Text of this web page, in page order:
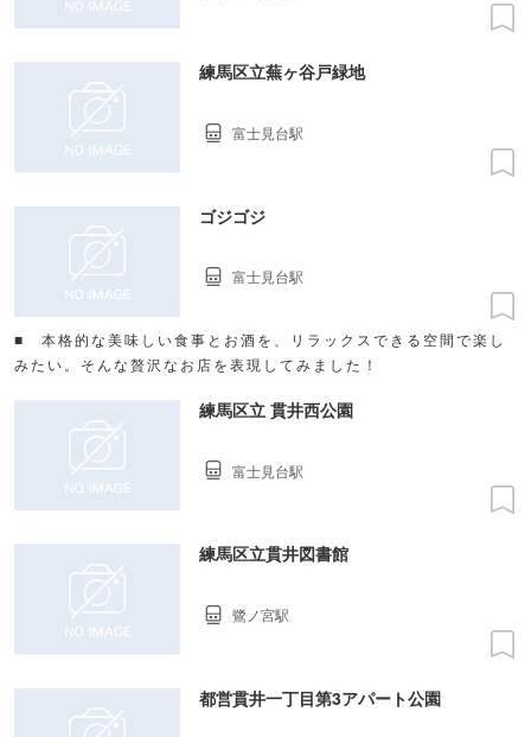
練馬区立蕪ヶ谷戸緑地
富士見台駅
ゴジゴジ
■ 本格的な美味しい食事とお酒を、リラックスできる空間で楽し
みたい。そんな贅沢なお店を表現してみました！
富士見台駅
練馬区立 貫井西公園
富士見台駅
練馬区立貫井図書館
鷺ノ宮駅
都営貫井一丁目第3アパート公園